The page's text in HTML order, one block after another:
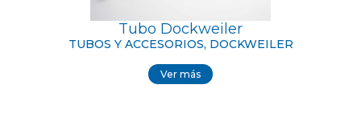
Tubo Dockweiler
TUBOS Y ACCESORIOS, DOCKWEILER
Ver más